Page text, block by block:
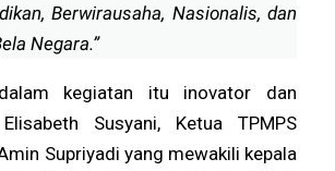
Berwirausaha, Nasionalis, dan
Negara.”
kegiatan itu inovator dan
Susyani, Ketua TPMPS
Supriyadi yang mewakili kepala